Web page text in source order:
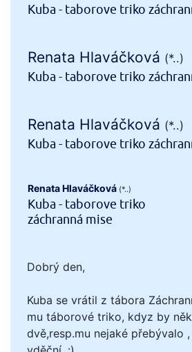
Kuba - taborove triko
Renata Hlaváčková (*..)
Kuba - taborove triko
Renata Hlaváčková (*..)
Kuba - taborove triko
Renata Hlaváčková (*..)
Kuba - taborove triko
záchranná mise
Dobrý den,
Kuba se vrátil z tábora
mu táborové triko, kdyz by
dvě,resp.mu nejaké přebývalo